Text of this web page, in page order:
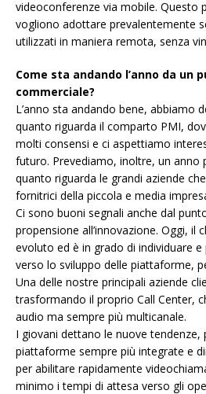
videoconferenze via mobile. Questo
vogliono adottare prevalentemente
utilizzati in maniera remota, senza
Come sta andando l’anno da un
commerciale?
L’anno sta andando bene, abbiamo
quanto riguarda il comparto PMI,
molti consensi e ci aspettiamo
futuro. Prevediamo, inoltre, un anno
quanto riguarda le grandi aziende
fornitrici della piccola e media
Ci sono buoni segnali anche dal
propensione all’innovazione. Oggi, il
evoluto ed è in grado di individuare
verso lo sviluppo delle piattaforme,
Una delle nostre principali aziende
trasformando il proprio Call Center,
audio ma sempre più multicanale.
I giovani dettano le nuove tendenze,
piattaforme sempre più integrate e
per abilitare rapidamente
minimo i tempi di attesa verso gli